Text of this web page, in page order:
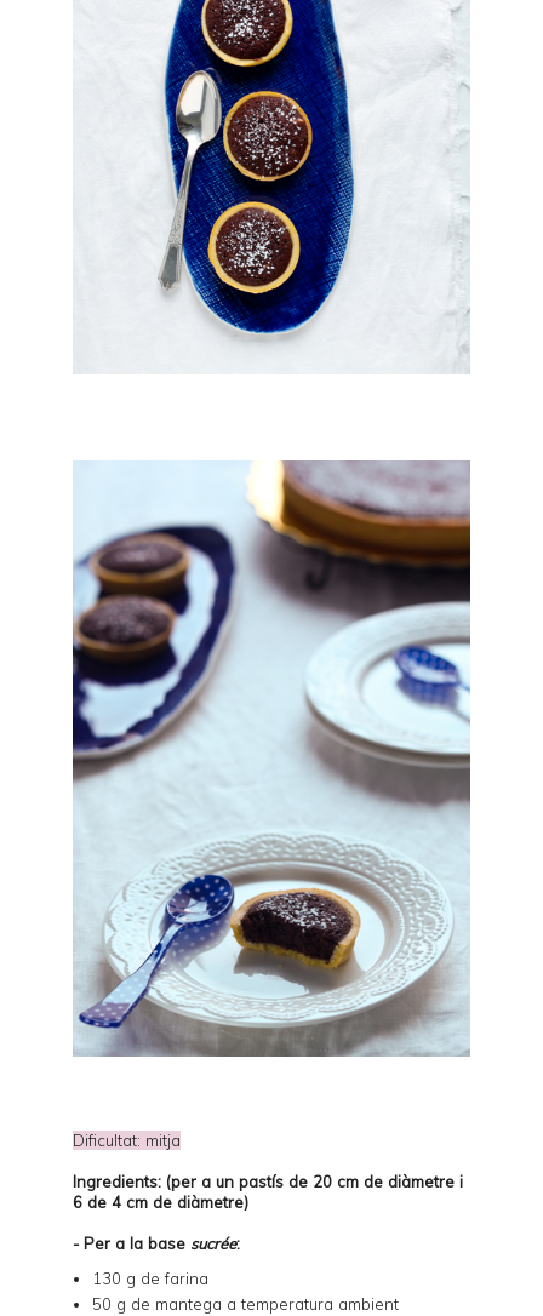
Dificultat: mitja
Ingredients: (per a un pastís de 20 cm de diàmetre i
6 de 4 cm de diàmetre)
- Per a la base sucrée:
130 g de farina
50 g de mantega a temperatura ambient